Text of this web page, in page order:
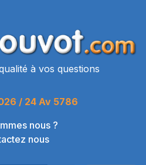
à vos questions
/ 24 Av 5786
nous ?
nous